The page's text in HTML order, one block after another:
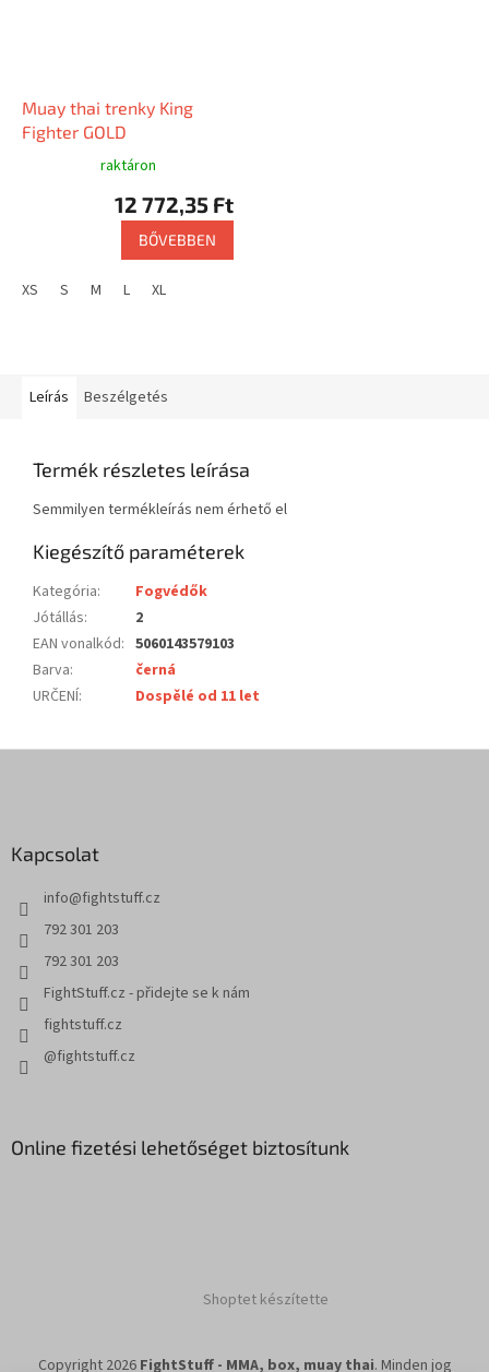
Muay thai trenky King
Fighter GOLD
raktáron
12 772,35 Ft
BŐVEBBEN
XS S M L XL
Leírás Beszélgetés
Termék részletes leírása
Semmilyen termékleírás nem érhető el
Kiegészítő paraméterek
Kategória:
Fogvédők
Jótállás:
2
EAN vonalkód: 5060143579103
Barva:
černá
URČENÍ: Dospělé od 11 let
Kapcsolat
info@fightstuff.cz
792 301 203
792 301 203
FightStuff.cz - přidejte se k nám
fightstuff.cz
@fightstuff.cz
Online fizetési lehetőséget biztosítunk
Shoptet készítette
Copyright 2026 FightStuff - MMA, box, muay thai. Minden jog